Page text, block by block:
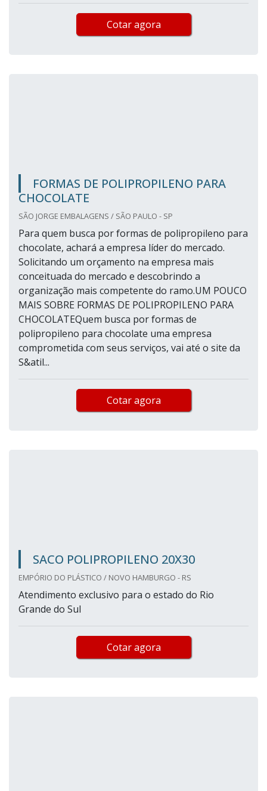
Cotar agora
FORMAS DE POLIPROPILENO PARA
CHOCOLATE
SÃO JORGE EMBALAGENS / SÃO PAULO - SP
Para quem busca por formas de polipropileno para
chocolate, achará a empresa líder do mercado.
Solicitando um orçamento na empresa mais
conceituada do mercado e descobrindo a
organização mais competente do ramo.UM POUCO
MAIS SOBRE FORMAS DE POLIPROPILENO PARA
CHOCOLATEQuem busca por formas de
polipropileno para chocolate uma empresa
comprometida com seus serviços, vai até o site da
S&atil...
Cotar agora
SACO POLIPROPILENO 20X30
EMPÓRIO DO PLÁSTICO / NOVO HAMBURGO - RS
Atendimento exclusivo para o estado do Rio
Grande do Sul
Cotar agora